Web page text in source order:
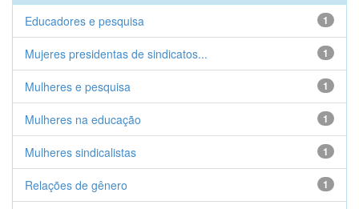
1
Educadores e pesquisa
1
Mujeres presidentas de sindicatos...
1
Mulheres e pesquisa
1
Mulheres na educação
1
Mulheres sindicalistas
1
Relações de gênero